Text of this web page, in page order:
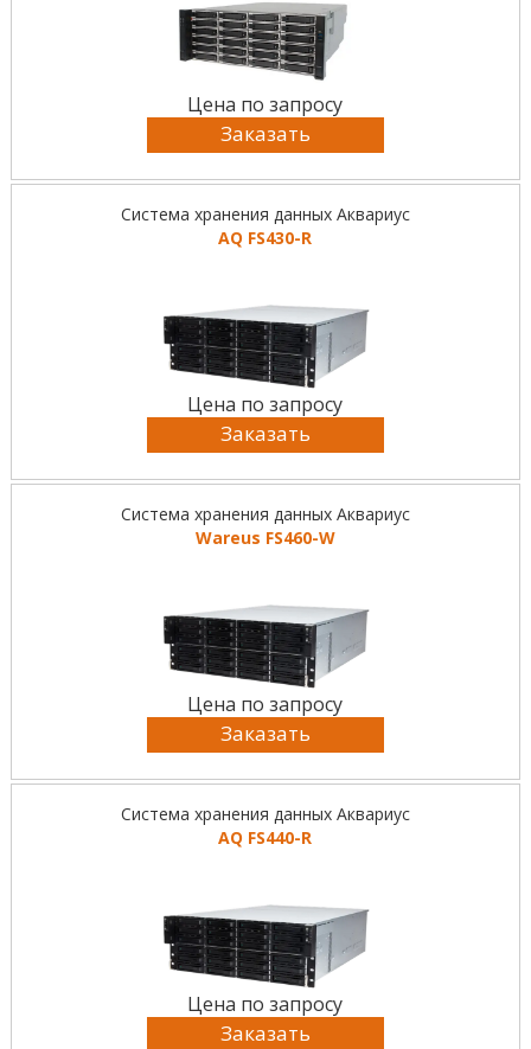
Цена по запросу
Заказать
Система хранения данных Аквариус
AQ FS430-R
Цена по запросу
Заказать
Система хранения данных Аквариус
Wareus FS460-W
Цена по запросу
Заказать
Система хранения данных Аквариус
AQ FS440-R
Цена по запросу
Заказать